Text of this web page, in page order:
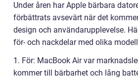
Under åren har Apple bärbara
förbättrats avsevärt när det
design och användarupplevelse.
för- och nackdelar med olika
1. För: MacBook Air var
kommer till bärbarhet och lång